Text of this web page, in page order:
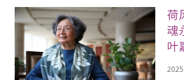
荷
魂
叶